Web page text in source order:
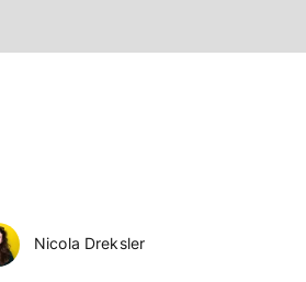
Nicola Dreksler